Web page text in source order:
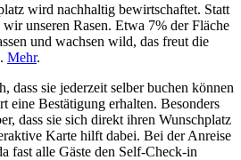
wird nachhaltig bewirtschaftet. Statt
unseren Rasen. Etwa 7% der Fläche
und wachsen wild, das freut die
Mehr.
dass sie jederzeit selber buchen können
eine Bestätigung erhalten. Besonders
dass sie sich direkt ihren Wunschplatz
Karte hilft dabei. Bei der Anreise
fast alle Gäste den Self-Check-in